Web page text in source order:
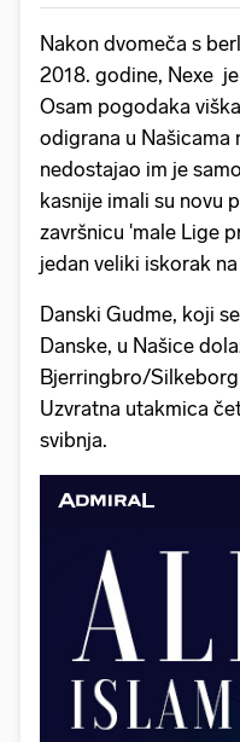
Nakon dvomeča s
2018. godine, Nexe
Osam pogodaka
odigrana u Našicama
nedostajao im je
kasnije imali su novu
završnicu 'male Lige
jedan veliki iskorak
Danski Gudme, koji
Danske, u Našice
Bjerringbro/
Uzvratna utakmica
svibnja.